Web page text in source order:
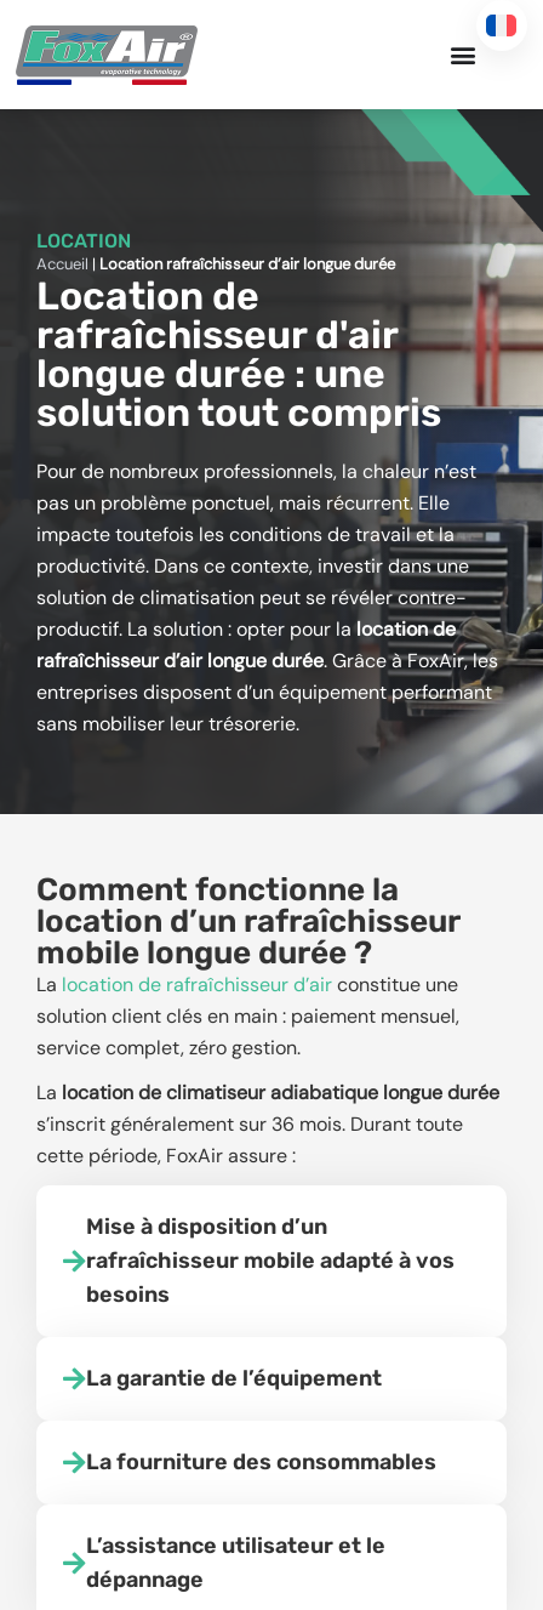
contenu
LOCATION
Accueil | Location rafraîchisseur d’air longue durée
Location de
rafraîchisseur d'air
longue durée : une
solution tout compris
Pour de nombreux professionnels, la chaleur n’est
pas un problème ponctuel, mais récurrent. Elle
impacte toutefois les conditions de travail et la
productivité. Dans ce contexte, investir dans une
solution de climatisation peut se révéler contre-
productif. La solution : opter pour lalocation de
rafraîchisseur d’air longue durée. Grâce à FoxAir, les
entreprises disposent d’un équipement performant
sans mobiliser leur trésorerie.
Comment fonctionne la
location d’un rafraîchisseur
mobile longue durée ?
La location de rafraîchisseur d’airconstitue une
solution client clés en main : paiement mensuel,
service complet, zéro gestion.
La location de climatiseur adiabatique longue durée
s’inscrit généralement sur 36 mois. Durant toute
cette période, FoxAir assure :
Mise à disposition d’un
rafraîchisseur mobile adapté à vos
besoins
La garantie de l’équipement
La fourniture des consommables
L’assistance utilisateur et le
dépannage